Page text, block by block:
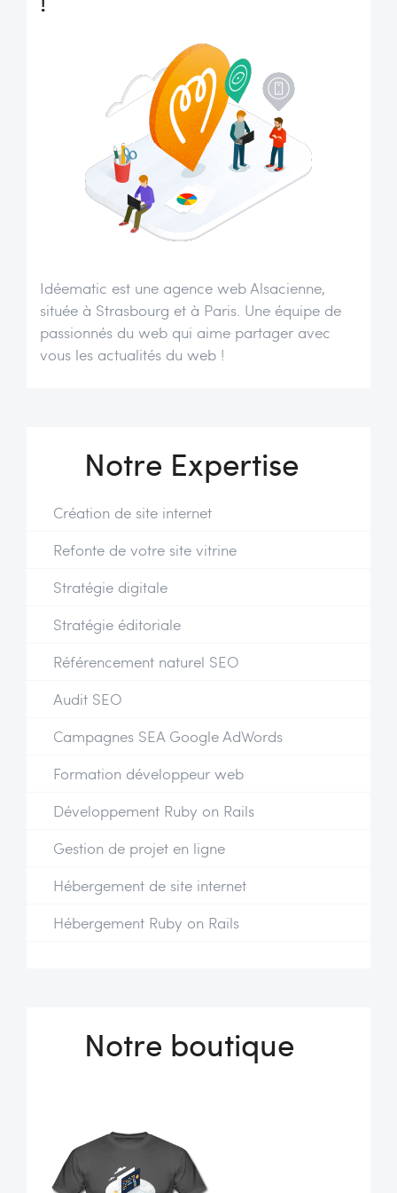
Idéematic est une agence web Alsacienne,
située à Strasbourg et à Paris. Une équipe de
passionnés du web qui aime partager avec
vous les actualités du web !
Notre Expertise
Création de site internet
Refonte de votre site vitrine
Stratégie digitale
Stratégie éditoriale
Référencement naturel SEO
Audit SEO
Campagnes SEA Google AdWords
Formation développeur web
Développement Ruby on Rails
Gestion de projet en ligne
Hébergement de site internet
Hébergement Ruby on Rails
Notre boutique